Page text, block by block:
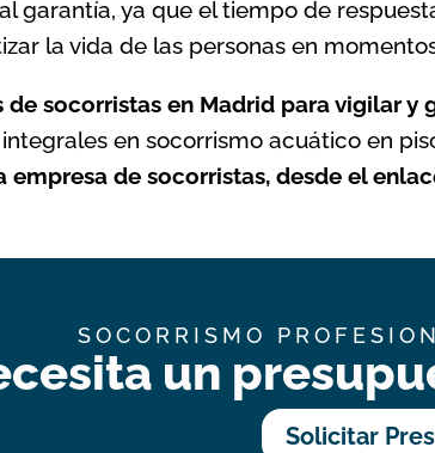
garantía, ya que el tiempo de
la vida de las personas en
de socorristas en Madrid para vigilar y
en socorrismo acuático en
empresa de socorristas, desde el
SOCORRISMO
un
Solicitar